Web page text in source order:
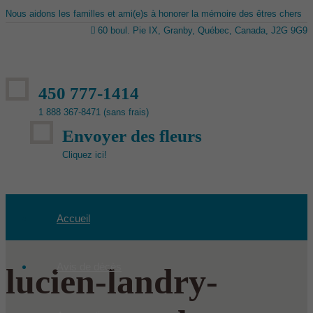
Nous aidons les familles et ami(e)s à honorer la mémoire des êtres chers
60 boul. Pie IX, Granby, Québec, Canada, J2G 9G9
450 777-1414
1 888 367-8471 (sans frais)
Envoyer des fleurs
Cliquez ici!
Accueil
Avis de décès
lucien-landry-